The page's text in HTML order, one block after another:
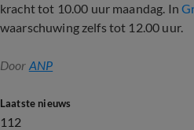
kracht tot 10.00 uur maandag. In
waarschuwing zelfs tot 12.00 uur.
Door ANP
Laatste nieuws
112